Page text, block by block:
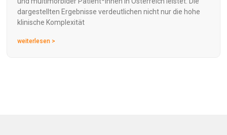
dargestellten Ergebnisse verdeutlichen nicht nur die hohe
klinische Komplexität
weiterlesen >